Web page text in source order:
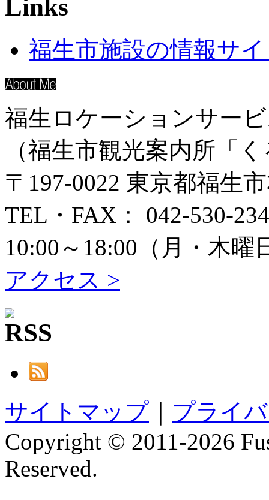
福生市施設の情報サ
福生ロケーションサー
（福生市観光案内所「
〒197-0022 東京都福生
TEL・FAX： 042-530-
10:00～18:00（月・木
アクセス >
サイトマップ ｜ プライ
Copyright © 2011-2026
Reserved.